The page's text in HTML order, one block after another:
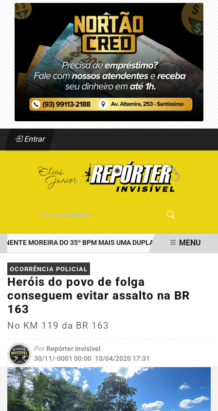
Entrar
MOREIRA DO 35º BPM MAIS UMA DUPLA PRESA POR TRÁFICO
EM ALTA
MENU
OCORRÊNCIA POLICIAL
Heróis do povo de folga
conseguem evitar assalto na BR
163
No KM 119 da BR 163
Por Repórter Invisível
30/11/-0001 00:00 10/04/2020 17:31